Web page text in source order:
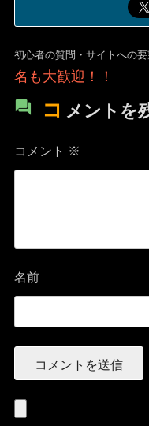
初心者の質問・サイトへの
名も大歓迎！！
コ メントを
コメント ※
名前